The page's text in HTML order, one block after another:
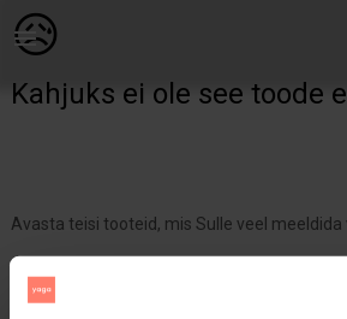
😥
Kahjuks ei ole see toode
Avasta teisi tooteid, mis Sulle veel meeldida